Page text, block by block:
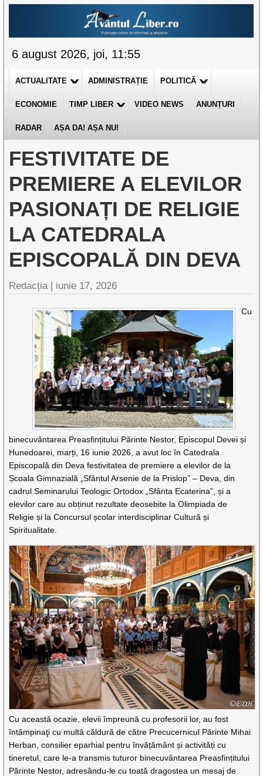
6 august 2026, joi, 11:55
ACTUALITATE ADMINISTRAȚIE POLITICĂ
ECONOMIE TIMP LIBER VIDEO NEWS ANUNȚURI
RADAR AȘA DA! AȘA NU!
FESTIVITATE DE
PREMIERE A ELEVILOR
PASIONAȚI DE RELIGIE
LA CATEDRALA
EPISCOPALĂ DIN DEVA
Redacția | iunie 17, 2026
Cu
binecuvântarea Preasfințitului Părinte Nestor, Episcopul Devei și
Hunedoarei, marți, 16 iunie 2026, a avut loc în Catedrala
Episcopală din Deva festivitatea de premiere a elevilor de la
Școala Gimnazială „Sfântul Arsenie de la Prislop” – Deva, din
cadrul Seminarului Teologic Ortodox „Sfânta Ecaterina”, și a
elevilor care au obținut rezultate deosebite la Olimpiada de
Religie și la Concursul școlar interdisciplinar Cultură și
Spiritualitate.
Cu această ocazie, elevii împreună cu profesorii lor, au fost
întâmpinaţi cu multă căldură de către Precucernicul Părinte Mihai
Herban, consilier eparhial pentru învățământ și activități cu
tineretul, care le-a transmis tuturor binecuvântarea Preasfințitului
Părinte Nestor, adresându-le cu toată dragostea un mesaj de